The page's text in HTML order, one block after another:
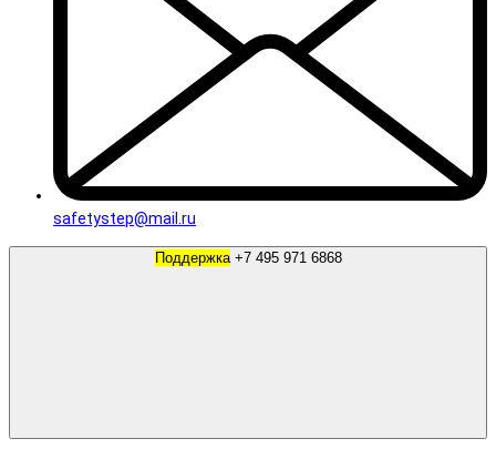
safetystep@mail.ru
Поддержка +7 495 971 6868